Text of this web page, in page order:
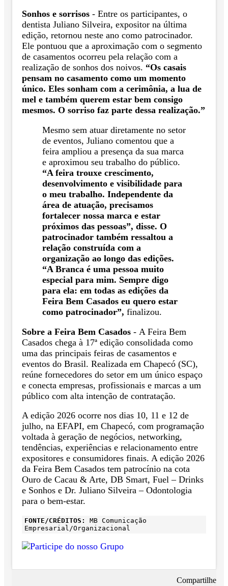
Sonhos e sorrisos - Entre os participantes, o
dentista Juliano Silveira, expositor na última
edição, retornou neste ano como patrocinador.
Ele pontuou que a aproximação com o segmento
de casamentos ocorreu pela relação com a
realização de sonhos dos noivos. “Os casais
pensam no casamento como um momento
único. Eles sonham com a cerimônia, a lua de
mel e também querem estar bem consigo
mesmos. O sorriso faz parte dessa realização.”
Mesmo sem atuar diretamente no setor
de eventos, Juliano comentou que a
feira ampliou a presença da sua marca
e aproximou seu trabalho do público.
“A feira trouxe crescimento,
desenvolvimento e visibilidade para
o meu trabalho. Independente da
área de atuação, precisamos
fortalecer nossa marca e estar
próximos das pessoas”, disse. O
patrocinador também ressaltou a
relação construída com a
organização ao longo das edições.
“A Branca é uma pessoa muito
especial para mim. Sempre digo
para ela: em todas as edições da
Feira Bem Casados eu quero estar
como patrocinador”, finalizou.
Sobre a Feira Bem Casados - A Feira Bem
Casados chega à 17ª edição consolidada como
uma das principais feiras de casamentos e
eventos do Brasil. Realizada em Chapecó (SC),
reúne fornecedores do setor em um único espaço
e conecta empresas, profissionais e marcas a um
público com alta intenção de contratação.
A edição 2026 ocorre nos dias 10, 11 e 12 de
julho, na EFAPI, em Chapecó, com programação
voltada à geração de negócios, networking,
tendências, experiências e relacionamento entre
expositores e consumidores finais. A edição 2026
da Feira Bem Casados tem patrocínio na cota
Ouro de Cacau & Arte, DB Smart, Fuel – Drinks
e Sonhos e Dr. Juliano Silveira – Odontologia
para o bem-estar.
FONTE/CRÉDITOS:
MB Comunicação
Empresarial/Organizacional
Compartilhe